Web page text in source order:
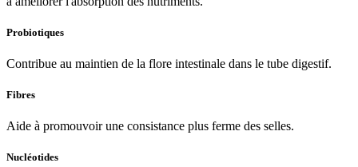
Probiotiques
Contribue au maintien de la flore intestinale dans le tube digestif.
Fibres
Aide à promouvoir une consistance plus ferme des selles.
Nucléotides